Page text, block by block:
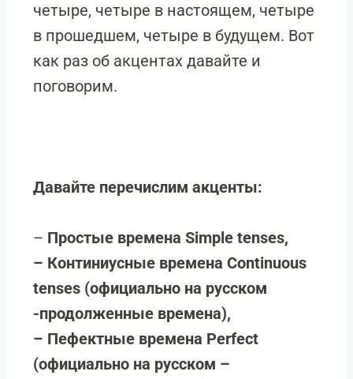
четыре, четыре в настоящем, четыре
в прошедшем, четыре в будущем. Вот
как раз об акцентах давайте и
поговорим.
Давайте перечислим акценты:
– Простые времена Simple tenses,
– Континиусные времена Continuous
tenses (официально на русском
-продолженные времена),
– Пефектные времена Perfect
(официально на русском –